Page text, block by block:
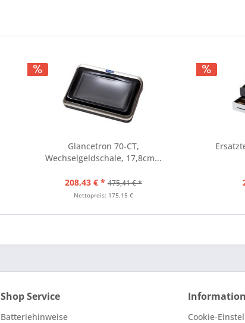
Glancetron 70-CT,
Wechselgeldschale, 17,8cm...
208,43 € * 475,41 € *
Nettopreis: 175,15 €
Shop Service
Batteriehinweise
Cookie-